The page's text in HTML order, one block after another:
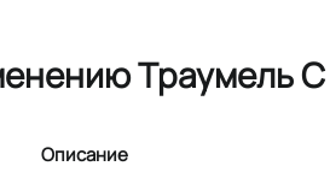
Траумель
Описание